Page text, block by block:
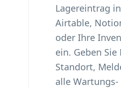
Lagereintrag
Airtable,
oder Ihre
ein. Geben Sie
Standort,
alle